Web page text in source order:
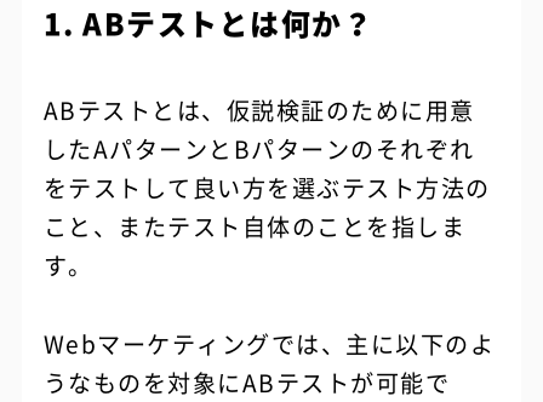
1. ABテストとは何か？
ABテストとは、仮説検証のために用意
したAパターンとBパターンのそれぞれ
をテストして良い方を選ぶテスト方法の
こと、またテスト自体のことを指しま
す。
Webマーケティングでは、主に以下のよ
うなものを対象にABテストが可能で